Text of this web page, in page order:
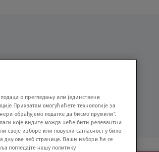
о прегледању или јединствени
Прихватам омогућићете технологије за
обрађујемо податке да бисмо пружили".
које видите можда неће бити релевантни
своје изборе или повукли сагласност у било
дну ове веб странице. Ваши избори ће се
погледајте нашу политику